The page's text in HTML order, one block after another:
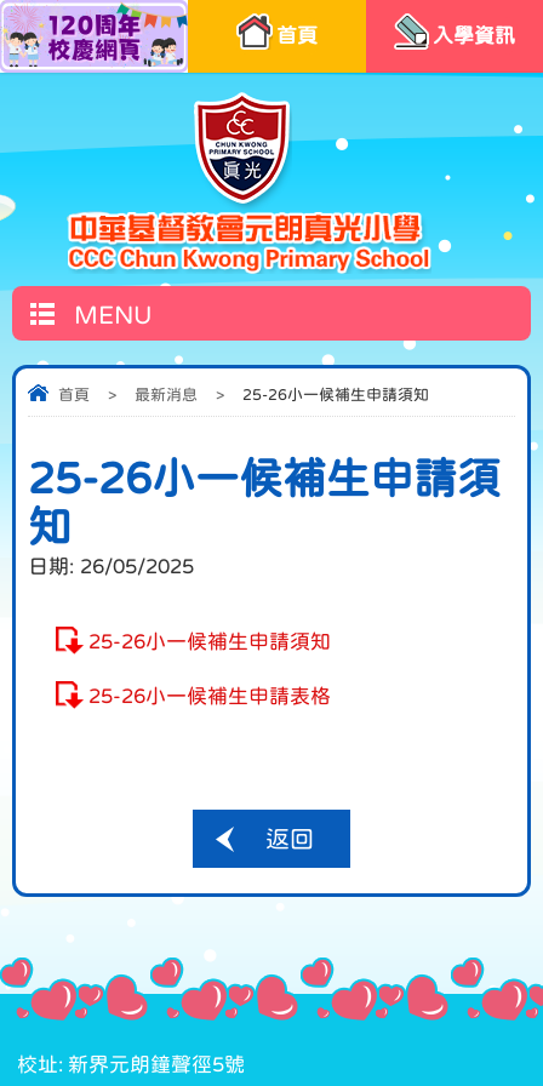
首頁 入學資訊
MENU
首頁 > 最新消息 > 25-26小一候補生申請須知
25-26小一候補生申請須
知
日期: 26/05/2025
25-26小一候補生申請須知
25-26小一候補生申請表格
返回
校址: 新界元朗鐘聲徑5號